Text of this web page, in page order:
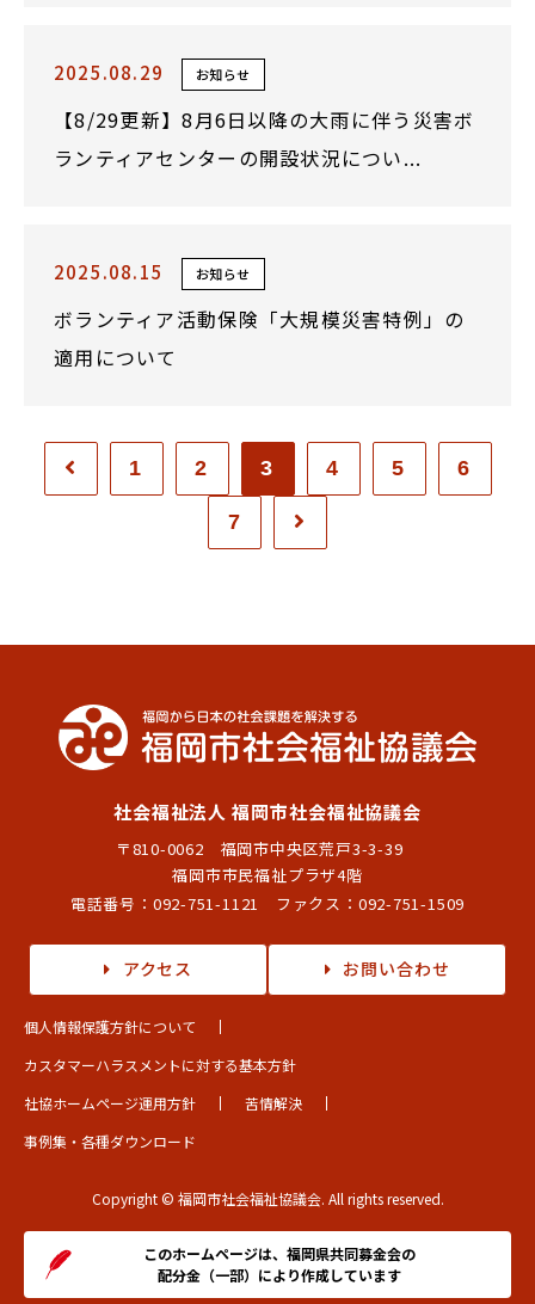
2025.08.29 お知らせ
【8/29更新】8月6日以降の大雨に伴う災害ボ
ランティアセンターの開設状況につい...
2025.08.15 お知らせ
ボランティア活動保険「大規模災害特例」の
適用について
1 2 3 4 5 6
7
社会福祉法人 福岡市社会福祉協議会
〒810-0062 福岡市中央区荒戸3-3-39
福岡市市民福祉プラザ4階
電話番号： 092-751-1121 ファクス：092-751-1509
アクセス お問い合わせ
個人情報保護方針について
カスタマーハラスメントに対する基本方針
社協ホームページ運用方針
苦情解決
事例集・各種ダウンロード
Copyright © 福岡市社会福祉協議会. All rights reserved.
このホームページは、福岡県共同募金会の
配分金（一部）により作成しています